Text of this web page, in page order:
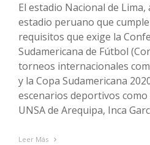
El estadio Nacional de
estadio peruano que
requisitos que exige la
Sudamericana de Fútbol
torneos internacionales
y la Copa Sudamericana
escenarios deportivos
UNSA de Arequipa, Inca
Leer Más